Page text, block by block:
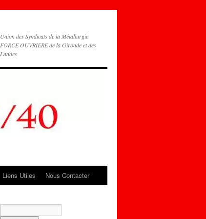
Union des Syndicats de la Métallurgie
FORCE OUVRIERE de la Gironde et des
Landes
Liens Utiles Nous Contacter